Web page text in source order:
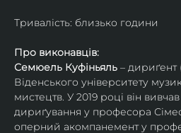
Тривалість: близько години
Про виконавців:
Семюель Куфіньяль –
Віденського університету
мистецтв. У 2019 році він
дириґування у професора
оперний акомпанемент у